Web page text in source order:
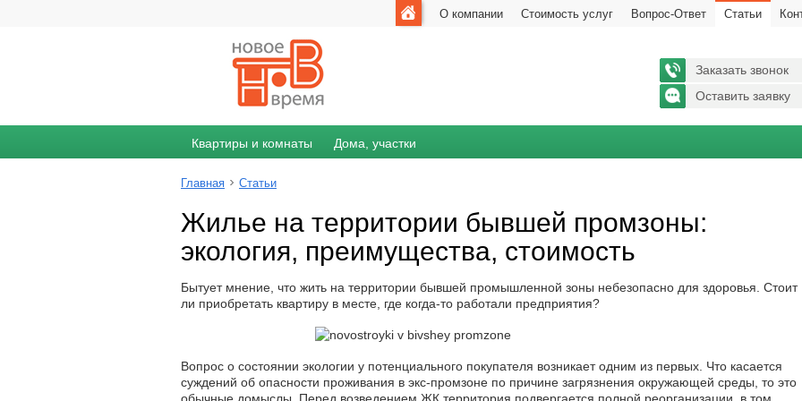
О компании Стоимость услуг Вопрос-Ответ Статьи
Заказать звонок
Оставить заявку
Квартиры и комнаты Дома, участки
Главная Статьи
Жилье на территории бывшей промзоны:
экология, преимущества, стоимость
Бытует мнение, что жить на территории бывшей промышленной зоны небезопасно для здоровья. Стоит
ли приобретать квартиру в месте, где когда-то работали предприятия?
Вопрос о состоянии экологии у потенциального покупателя возникает одним из первых. Что касается
суждений об опасности проживания в экс-промзоне по причине загрязнения окружающей среды, то это
обычные домыслы. Перед возведением ЖК территория подвергается полной реорганизации, в том